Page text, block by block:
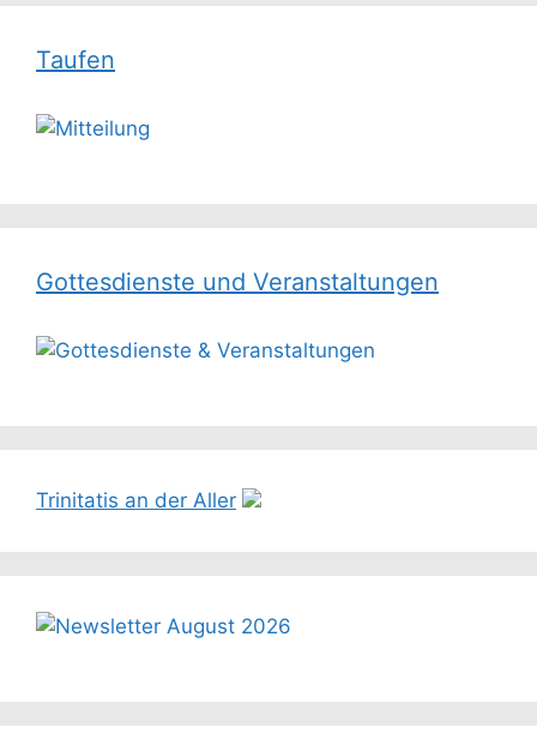
Taufen
Gottesdienste und Veranstaltungen
Trinitatis an der Aller